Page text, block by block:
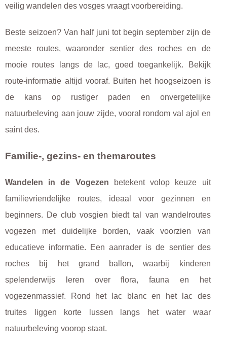
veilig wandelen des vosges vraagt voorbereiding.
Beste seizoen? Van half juni tot begin september zijn de
meeste routes, waaronder sentier des roches en de
mooie routes langs de lac, goed toegankelijk. Bekijk
route-informatie altijd vooraf. Buiten het hoogseizoen is
de kans op rustiger paden en onvergetelijke
natuurbeleving aan jouw zijde, vooral rondom val ajol en
saint des.
Familie-, gezins- en themaroutes
Wandelen in de Vogezen betekent volop keuze uit
familievriendelijke routes, ideaal voor gezinnen en
beginners. De club vosgien biedt tal van wandelroutes
vogezen met duidelijke borden, vaak voorzien van
educatieve informatie. Een aanrader is de sentier des
roches bij het grand ballon, waarbij kinderen
spelenderwijs leren over flora, fauna en het
vogezenmassief. Rond het lac blanc en het lac des
truites liggen korte lussen langs het water waar
natuurbeleving voorop staat.